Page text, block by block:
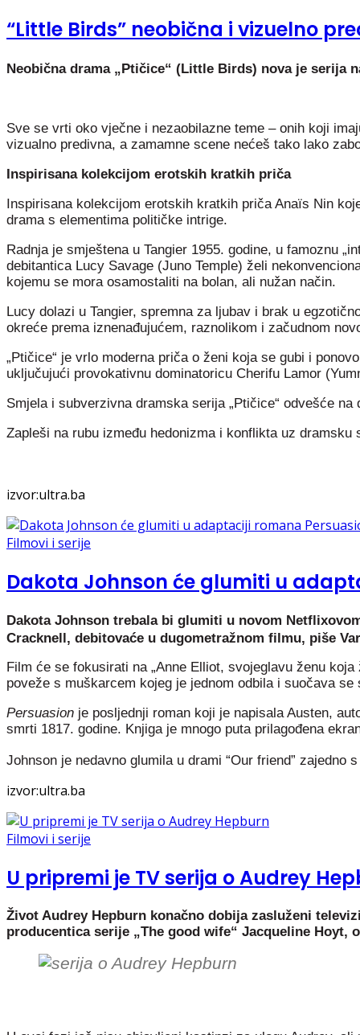
“Little Birds” neobična i vizuelno
Neobična drama „Ptičice“ (Little Birds) nova je serija
Sve se vrti oko vječne i nezaobilazne teme – onih koji
vizualno predivna, a zamamne scene nećeš tako lako
Inspirisana kolekcijom erotskih kratkih priča
Inspirisana kolekcijom erotskih kratkih priča Anaïs Nin
drama s elementima političke intrige.
Radnja je smještena u Tangier 1955. godine, u famoznu
debitantica Lucy Savage (Juno Temple) želi
kojemu se mora osamostaliti na bolan, ali nužan način.
Lucy dolazi u Tangier, spremna za ljubav i brak u
okreće prema iznenađujućem, raznolikom i začudnom
„Ptičice“ je vrlo moderna priča o ženi koja se gubi i
uključujući provokativnu dominatoricu Cherifu Lamor
Smjela i subverzivna dramska serija „Ptičice“ odvešće
Zapleši na rubu između hedonizma i konflikta uz dramsku
izvor:ultra.ba
Filmovi i serije
Dakota Johnson će glumiti u
Dakota Johnson trebala bi glumiti u novom
Cracknell, debitovaće u dugometražnom filmu, piše
Film će se fokusirati na „Anne Elliot, svojeglavu ženu
poveže s muškarcem kojeg je jednom odbila i suočava se
Persuasion je posljednji roman koji je napisala Austen,
smrti 1817. godine. Knjiga je mnogo puta prilagođena
Johnson je nedavno glumila u drami “Our friend” zajedno
izvor:ultra.ba
Filmovi i serije
U pripremi je TV serija o Audrey
Život Audrey Hepburn konačno dobija zasluženi
producentica serije „The good wife“ Jacqueline Hoyt,